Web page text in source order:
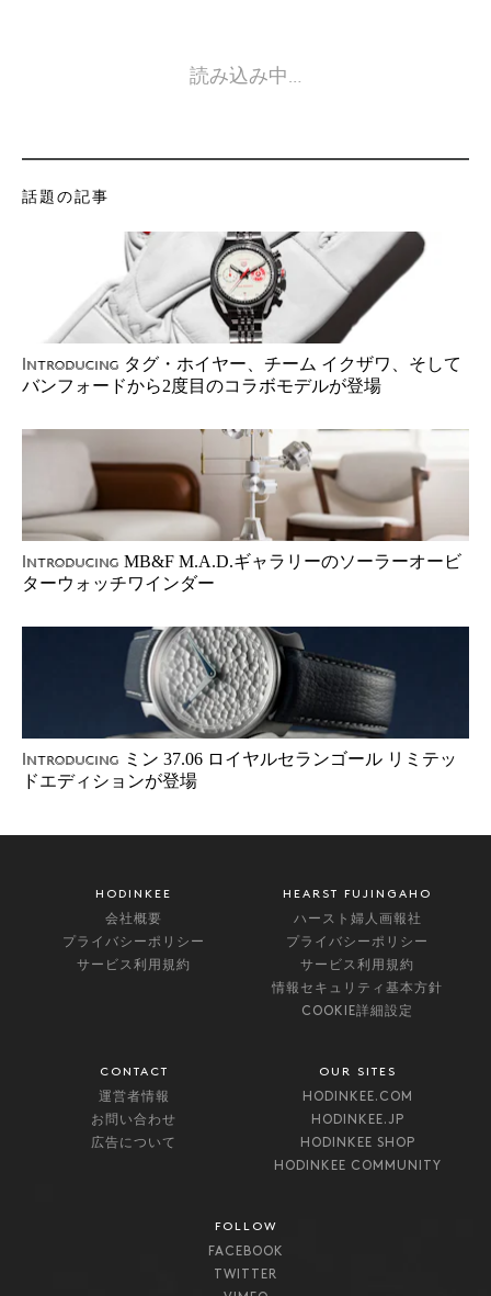
読み込み中…
話題の記事
Introducing タグ・ホイヤー、チーム イクザワ、そして
バンフォードから2度目のコラボモデルが登場
Introducing MB&F M.A.D.ギャラリーのソーラーオービ
ターウォッチワインダー
Introducing ミン 37.06 ロイヤルセランゴール リミテッ
ドエディションが登場
HODINKEE
会社概要
プライバシーポリシー
サービス利用規約
HEARST FUJINGAHO
ハースト婦人画報社
プライバシーポリシー
サービス利用規約
情報セキュリティ基本方針
COOKIE詳細設定
CONTACT
運営者情報
お問い合わせ
広告について
OUR SITES
HODINKEE.COM
HODINKEE.JP
HODINKEE SHOP
HODINKEE COMMUNITY
FOLLOW
FACEBOOK
TWITTER